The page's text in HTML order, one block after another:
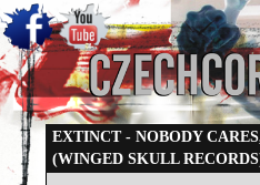
EXTINCT - NOBODY
(WINGED SKULL